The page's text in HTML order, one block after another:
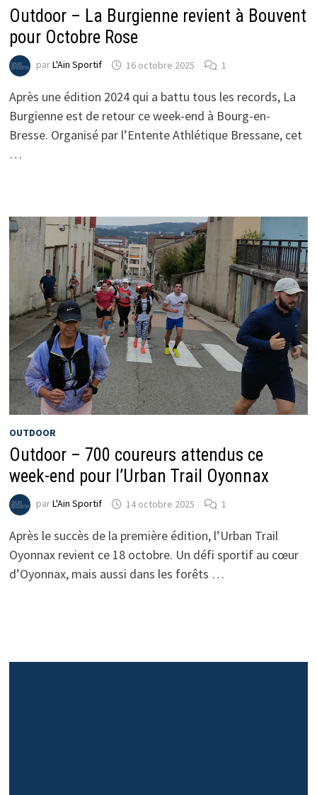
Outdoor – La Burgienne revient à Bouvent
pour Octobre Rose
parL'Ain Sportif 16 octobre 2025 1
Après une édition 2024 qui a battu tous les records, La
Burgienne est de retour ce week-end à Bourg-en-
Bresse. Organisé par l’Entente Athlétique Bressane, cet
…
OUTDOOR
Outdoor – 700 coureurs attendus ce
week-end pour l’Urban Trail Oyonnax
parL'Ain Sportif 14 octobre 2025 1
Après le succès de la première édition, l’Urban Trail
Oyonnax revient ce 18 octobre. Un défi sportif au cœur
d’Oyonnax, mais aussi dans les forêts …